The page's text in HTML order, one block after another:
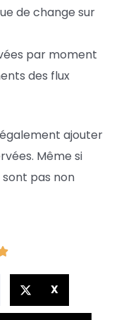
de change sur
par moment
des flux
ajouter
Même si
sont pas non
X